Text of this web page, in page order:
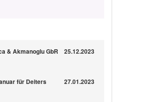
& Akmanoglu GbR 25.12.2023
für Deiters
27.01.2023